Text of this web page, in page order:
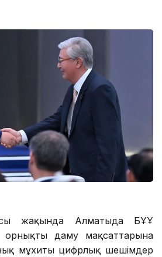
жақында Алматыда БҰҰ
даму мақсаттарына
мұхиты цифрлық шешімдер